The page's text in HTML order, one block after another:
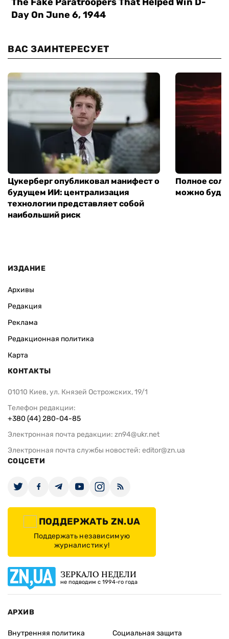
ВАС ЗАИНТЕРЕСУЕТ
Цукерберг опубликовал манифест о
будущем ИИ: централизация
технологии представляет собой
наибольший риск
Полное
можно
ИЗДАНИЕ
Архивы
Редакция
Реклама
Редакционная политика
Карта
КОНТАКТЫ
01010 Киев, ул. Князей Острожских, 19/1
Телефон редакции:
+380 (44) 280-04-85
Электронная почта редакции: zn94@ukr.net
Электронная почта службы новостей: editor@zn.ua
СОЦСЕТИ
ПОДДЕРЖАТЬ ZN.UA
Поддержать независимую
журналистику!
ЗЕРКАЛО НЕДЕЛИ
не подводим с 1994-го года
АРХИВ
Внутренняя политика
Социальная защита